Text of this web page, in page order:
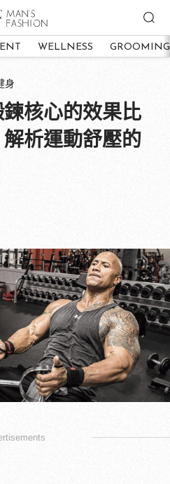
WELLNESS GROOMING
身
鍊核心的效果比
析運動舒壓的